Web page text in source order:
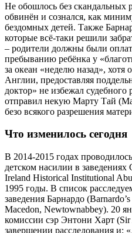
Не обошлось без скандальных
обвинён и сознался, как
бездомных детей. Также
которые всё-таки решили
– родители должны были
пребыванию ребёнка у
за океан «неделю назад», хотя
Англии, предоставляя
доктор» не избежал судебного
отправил некую Марту Тай
безо всякого разрешения
Что изменилось сегодня
В 2014-2015 годах
детском насилии в
Ireland Historical Institutional
1995 годы. В список
заведения Барнардо
Macedon, Newtownabbey). 20
комиссии сэр Энтони Харт
завершении расследования и: